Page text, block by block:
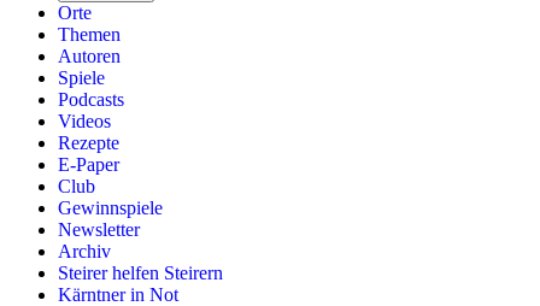
Orte
Themen
Autoren
Spiele
Podcasts
Videos
Rezepte
E-Paper
Club
Gewinnspiele
Newsletter
Archiv
Steirer helfen Steirern
Kärntner in Not